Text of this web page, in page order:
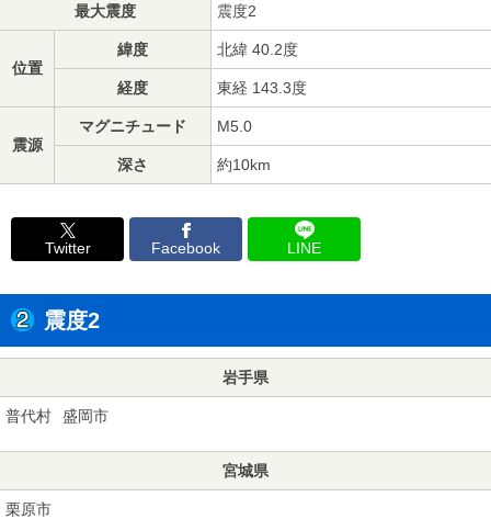
最大震度 震度2
位置
緯度 北緯 40.2度
経度 東経 143.3度
震源
マグニチュード M5.0
深さ 約10km
Twitter Facebook LINE
震度2
岩手県
普代村 盛岡市
宮城県
栗原市